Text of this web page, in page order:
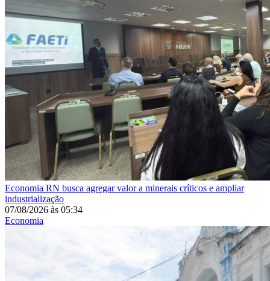
Economia RN busca agregar valor a minerais críticos e ampliar
industrialização
07/08/2026 às 05:34
Economia